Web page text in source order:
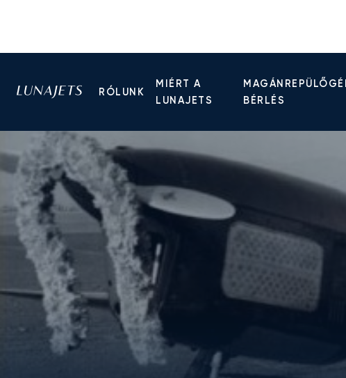
RÓLUNK
MIÉRT A
LUNAJETS
BÉRLÉS